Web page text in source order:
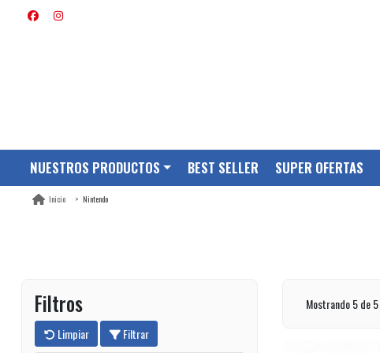
NUESTROS PRODUCTOS BEST SELLER SUPER OFERTAS
Inicio Nintendo
Filtros
Limpiar Filtrar
Mostrando 5 de 5